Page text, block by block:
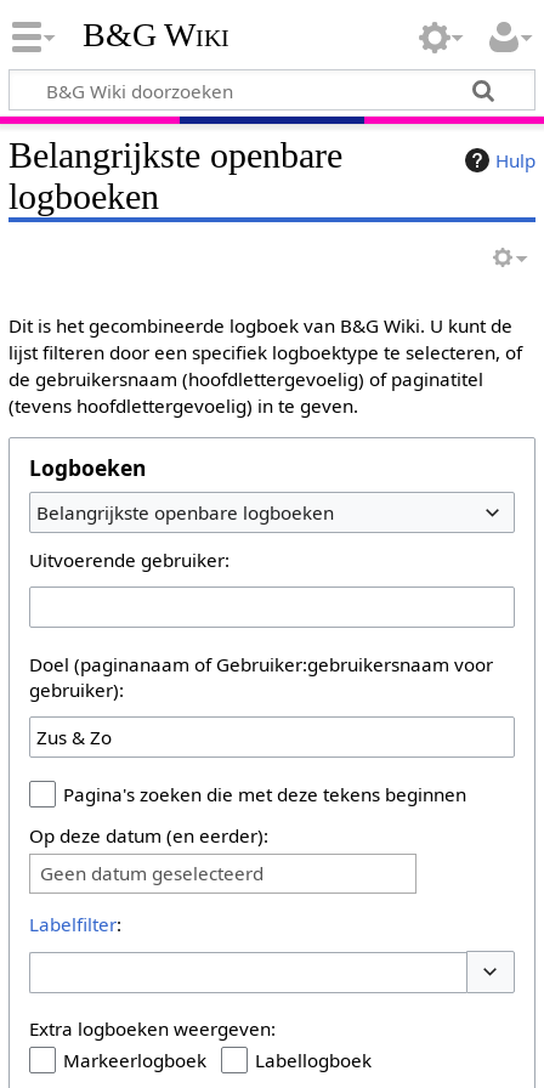
B&G Wiki
Hulp
Belangrijkste openbare
logboeken
Dit is het gecombineerde logboek van B&G Wiki. U kunt de
lijst filteren door een specifiek logboektype te selecteren, of
de gebruikersnaam (hoofdlettergevoelig) of paginatitel
(tevens hoofdlettergevoelig) in te geven.
Logboeken
Belangrijkste openbare logboeken
Uitvoerende gebruiker:
Doel (paginanaam of Gebruiker:gebruikersnaam voor
gebruiker):
Pagina's zoeken die met deze tekens beginnen
Op deze datum (en eerder):
Geen datum geselecteerd
Labelfilter:
Extra logboeken weergeven:
Markeerlogboek
Labellogboek